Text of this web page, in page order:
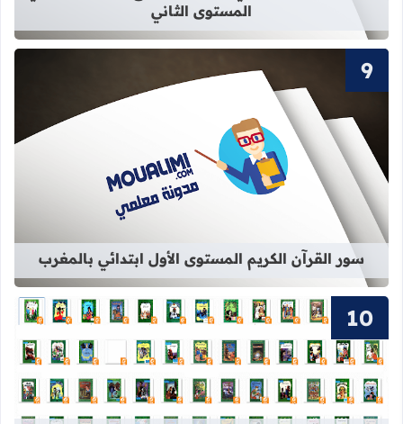
المستوى الثاني
قراءة المزيد عن سور القرآن الكريم
سور القرآن الكريم المستوى الأول ابتدائي بالمغرب
قراءة المزيد عن 63 قصة من قصص المكتبة الخضراء الشهيرة pdf برابط واحد